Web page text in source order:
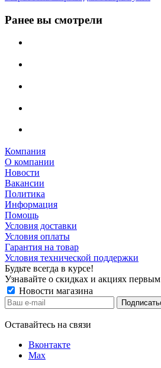
Ранее вы смотрели
Компания
О компании
Новости
Вакансии
Политика
Информация
Помощь
Условия доставки
Условия оплаты
Гарантия на товар
Условия технической поддержки
Будьте всегда в курсе!
Узнавайте о скидках и акциях первым
Новости магазина
Оставайтесь на связи
Вконтакте
Max